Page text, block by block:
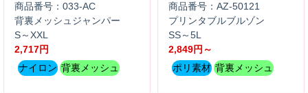
商品番号：033-AC
背裏メッシュジャンパー
S～XXL
2,717円
ナイロン 背裏メッシュ
商品番号：AZ-50121
プリンタブルブルゾン
SS～5L
2,849円～
ポリ素材 背裏メッシュ